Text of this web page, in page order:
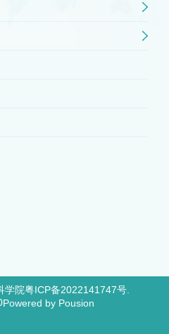
学院粤ICP备2022141747号.
Powered by Pousion